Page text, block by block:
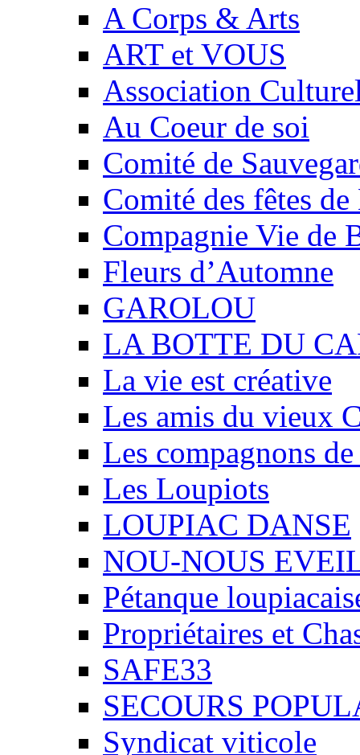
A Corps & Arts
ART et VOUS
Association
Au Coeur de soi
Comité de
Comité des fêtes
Compagnie Vie de
Fleurs d’Automne
GAROLOU
LA BOTTE DU
La vie est créative
Les amis du vieux
Les compagnons
Les Loupiots
LOUPIAC DANSE
NOU-NOUS
Pétanque
Propriétaires et
SAFE33
SECOURS
Syndicat viticole